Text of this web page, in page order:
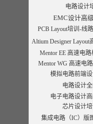
电路设计
EMC设计高
PCB Layout培训-线
Altium Designer Layout
Mentor EE 高速电
Mentor WG 高速电
模拟电路前端
电路设计
电子电路设计
芯片设计
集成电路（IC）版